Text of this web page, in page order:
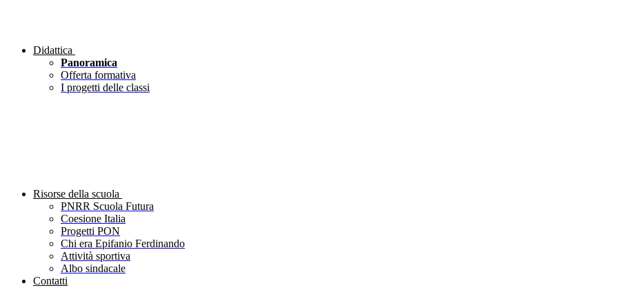
Didattica
Panoramica
Offerta formativa
I progetti delle classi
Risorse della scuola
PNRR Scuola Futura
Coesione Italia
Progetti PON
Chi era Epifanio Ferdinando
Attività sportiva
Albo sindacale
Contatti